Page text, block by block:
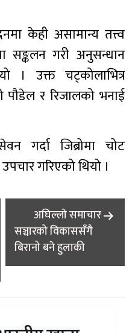
केही असामान्य तत्त्व
सङ्कलन गरी अनुसन्धान
। उक्त चट्कोलाभित्र
पौडेल र रिजालको भनाई
गर्दा जिब्रोमा चोट
गरिएको थियो ।
अघिल्लाे समाचार
सञ्चारको विकाससँगै
बिरानो बने हुलाकी